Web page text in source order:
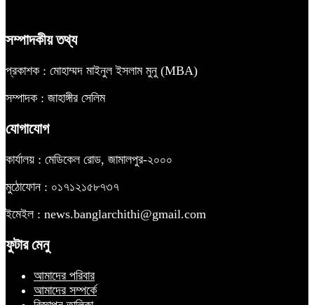
সম্পাদকীয় তথ্য
প্রকাশক : মোহাম্মদ মাইনুল ইসলাম মুনু (MBA)
সম্পাদক : জাহাঙ্গীর সেলিম
যোগাযোগ
কার্যালয় : মেডিকেল রোড, জামালপুর-২০০০
মুঠোফোন : ০১৭১২১৫৮৭৩৭
ইমেইল : news.banglarchithi@gmail.com
ফুটার মেনু
আমাদের পরিবার
আমাদের সম্পর্কে